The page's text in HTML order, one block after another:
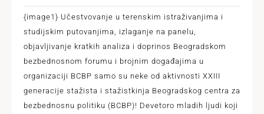
{image1} Učestvovanje u terenskim istraživanjima i
studijskim putovanjima, izlaganje na panelu,
objavljivanje kratkih analiza i doprinos Beogradskom
bezbednosnom forumu i brojnim događajima u
organizaciji BCBP samo su neke od aktivnosti XXIII
generacije stažista i stažistkinja Beogradskog centra za
bezbednosnu politiku (BCBP)! Devetoro mladih ljudi koji